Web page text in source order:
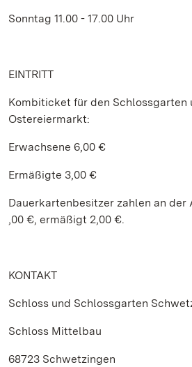
Sonntag 11.00 - 17.00 Uhr
EINTRITT
Kombiticket für den Schlossgarten
Ostereiermarkt:
Erwachsene 6,00 €
Ermäßigte 3,00 €
Dauerkartenbesitzer zahlen an der
,00 €, ermäßigt 2,00 €.
KONTAKT
Schloss und Schlossgarten
Schloss Mittelbau
68723 Schwetzingen